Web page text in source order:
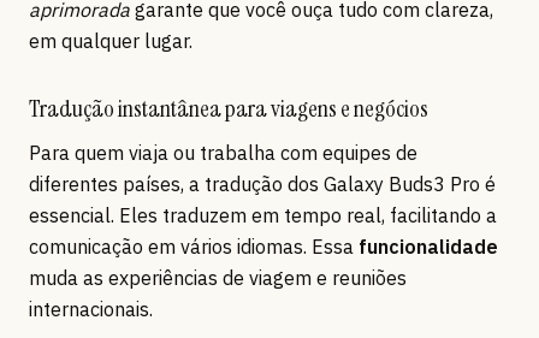
aprimorada garante que você ouça tudo com clareza,
em qualquer lugar.
Tradução instantânea para viagens e negócios
Para quem viaja ou trabalha com equipes de
diferentes países, a tradução dos Galaxy Buds3 Pro é
essencial. Eles traduzem em tempo real, facilitando a
comunicação em vários idiomas. Essa funcionalidade
muda as experiências de viagem e reuniões
internacionais.